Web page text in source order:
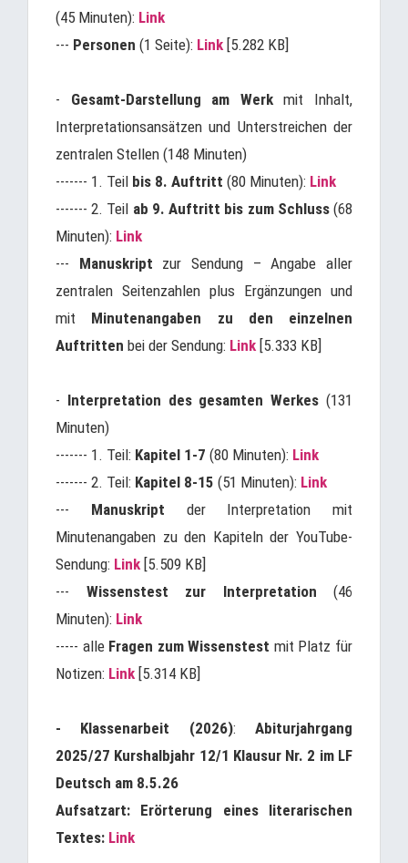
(45 Minuten): Link
--- Personen (1 Seite): Link [5.282 KB]
- Gesamt-Darstellung am Werkmit Inhalt,
Interpretationsansätzen und Unterstreichen der
zentralen Stellen (148 Minuten)
------- 1. Teil bis 8. Auftritt (80 Minuten): Link
------- 2. Teil ab 9. Auftritt bis zum Schluss(68
Minuten): Link
--- Manuskript zur Sendung – Angabe aller
zentralen Seitenzahlen plus Ergänzungen und
mit Minutenangaben zu den einzelnen
Auftritten bei der Sendung: Link [5.333 KB]
- Interpretation des gesamten Werkes (131
Minuten)
------- 1. Teil: Kapitel 1-7 (80 Minuten): Link
------- 2. Teil: Kapitel 8-15 (51 Minuten): Link
--- Manuskript der Interpretation mit
Minutenangaben zu den Kapiteln der YouTube-
Sendung: Link [5.509 KB]
--- Wissenstest zur Interpretation (46
Minuten): Link
----- alle Fragen zum Wissenstest mit Platz für
Notizen: Link [5.314 KB]
- Klassenarbeit (2026):Abiturjahrgang
2025/27 Kurshalbjahr 12/1 Klausur Nr. 2 im LF
Deutsch am 8.5.26
Aufsatzart: Erörterung eines literarischen
Textes: Link